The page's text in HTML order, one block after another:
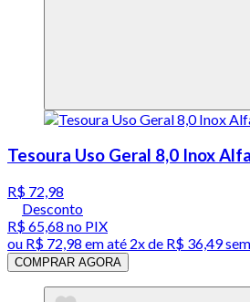
Tesoura Uso Geral 8,0 Inox
R$ 72,98
Desconto
R$ 65,68 no PIX
ou R$ 72,98 em até 2x de R$ 36,49
COMPRAR AGORA